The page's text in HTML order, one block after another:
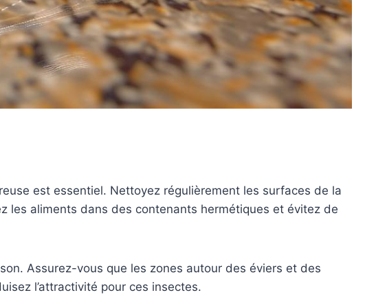
est essentiel. Nettoyez régulièrement les surfaces de la
les aliments dans des contenants hermétiques et évitez de
Assurez-vous que les zones autour des éviers et des
l’attractivité pour ces insectes.